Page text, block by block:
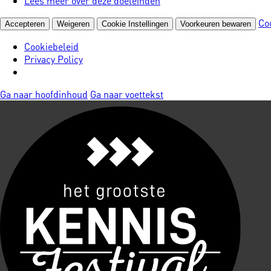
Accepteren Weigeren Cookie Instellingen Voorkeuren bewaren
Cookiebeleid
Privacy Policy
Ga naar hoofdinhoud Ga naar voettekst